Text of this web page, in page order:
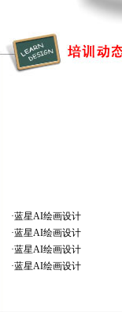
·蓝星AI绘画设计
·蓝星AI绘画设计
·蓝星AI绘画设计
·蓝星AI绘画设计